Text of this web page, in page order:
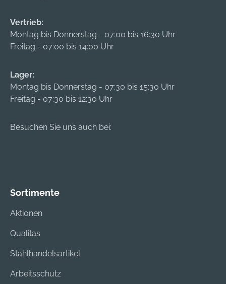
Vertrieb:
Montag bis Donnerstag - 07:00 bis 16:30 Uhr
Freitag - 07:00 bis 14:00 Uhr
Lager:
Montag bis Donnerstag - 07:30 bis 15:30 Uhr
Freitag - 07:30 bis 12:30 Uhr
Besuchen Sie uns auch bei:
Sortimente
Aktionen
Qualitas
Stahlhandelsartikel
Arbeitsschutz